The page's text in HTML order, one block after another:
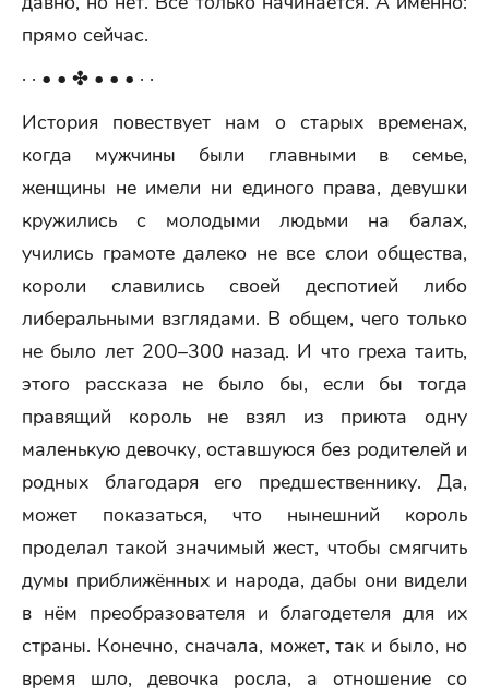
прямо сейчас.
· · • • ✤ • • • · ·
История повествует нам о старых временах,
когда мужчины были главными в семье,
женщины не имели ни единого права, девушки
кружились с молодыми людьми на балах,
учились грамоте далеко не все слои общества,
короли славились своей деспотией либо
либеральными взглядами. В общем, чего только
не было лет 200–300 назад. И что греха таить,
этого рассказа не было бы, если бы тогда
правящий король не взял из приюта одну
маленькую девочку, оставшуюся без родителей и
родных благодаря его предшественнику. Да,
может показаться, что нынешний король
проделал такой значимый жест, чтобы смягчить
думы приближённых и народа, дабы они видели
в нём преобразователя и благодетеля для их
страны. Конечно, сначала, может, так и было, но
время шло, девочка росла, а отношение со